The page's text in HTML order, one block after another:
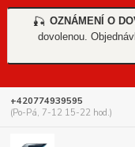
🎣 OZNÁMENÍ O
dovolenou.
+420774939595
(Po-Pá, 7-12 15-22 hod.)